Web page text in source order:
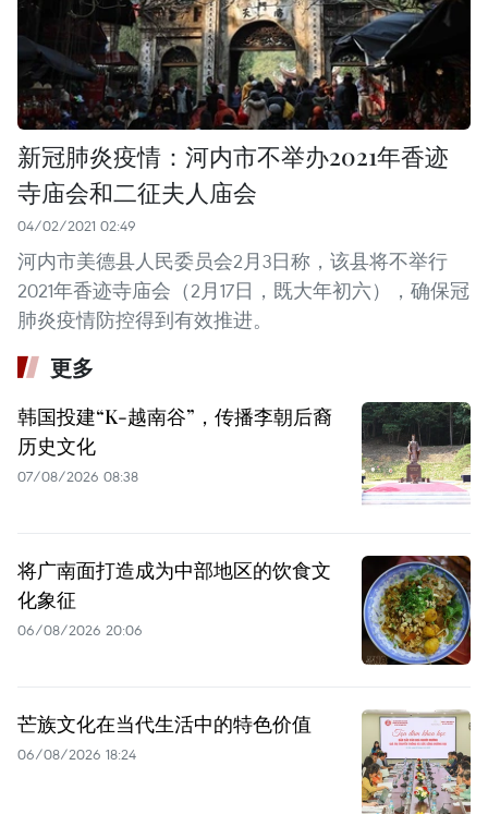
新冠肺炎疫情：河内市不举办2021年香迹
寺庙会和二征夫人庙会
04/02/2021 02:49
河内市美德县人民委员会2月3日称，该县将不举行
2021年香迹寺庙会（2月17日，既大年初六），确保冠
肺炎疫情防控得到有效推进。
更多
韩国投建“K-越南谷”，传播李朝后裔
历史文化
07/08/2026 08:38
将广南面打造成为中部地区的饮食文
化象征
06/08/2026 20:06
芒族文化在当代生活中的特色价值
06/08/2026 18:24